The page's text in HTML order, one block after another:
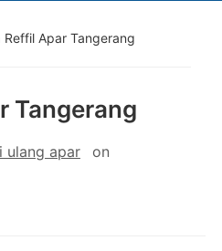
Reffil Apar Tangerang
Tangerang
ulang apar on